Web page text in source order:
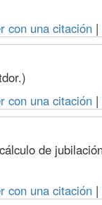
con una citación |
con una citación |
de
con una citación |